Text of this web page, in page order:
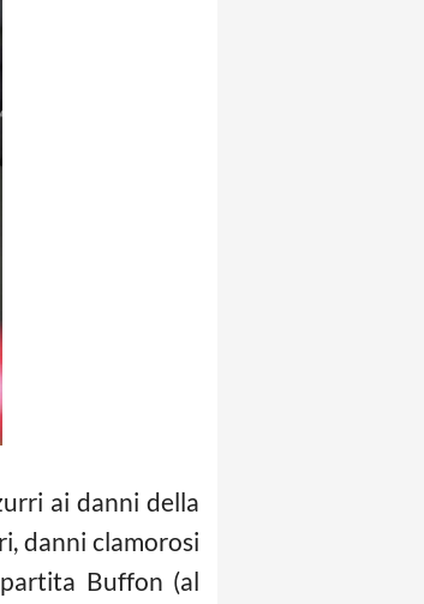
ai danni della
danni clamorosi
Buffon (al